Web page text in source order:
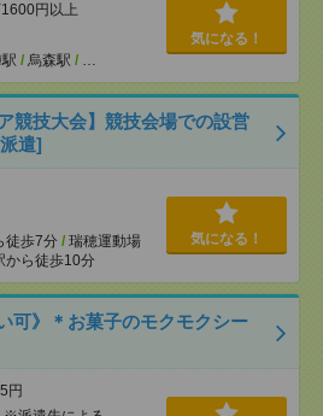
円以上
/ 烏森駅 / …
気になる！
競技大会】競技会場での設営
遣]
徒歩7分 / 瑞穂運動場
から徒歩10分
気になる！
可》＊お菓子のモクモクシー
円